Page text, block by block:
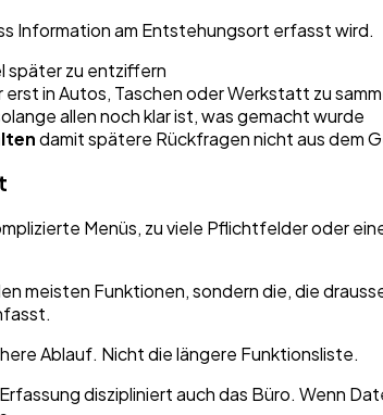
Information am Entstehungsort erfasst wird.
zu entziffern
in Autos, Taschen oder Werkstatt zu
allen noch klar ist, was gemacht wurde
damit spätere Rückfragen nicht aus dem
Menüs, zu viele Pflichtfelder oder
meisten Funktionen, sondern die, die
Ablauf. Nicht die längere Funktionsliste.
diszipliniert auch das Büro. Wenn